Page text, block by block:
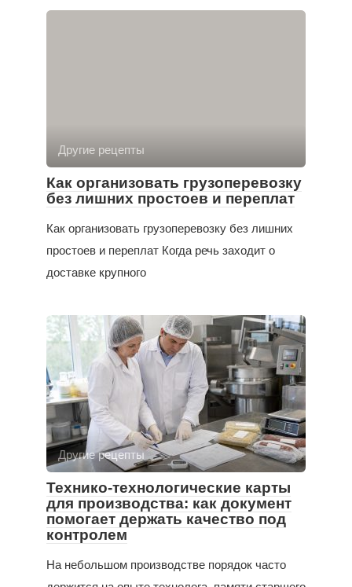
Другие рецепты
Как организовать грузоперевозку
без лишних простоев и переплат
Как организовать грузоперевозку без лишних
простоев и переплат Когда речь заходит о
доставке крупного
Другие рецепты
Технико-технологические карты
для производства: как документ
помогает держать качество под
контролем
На небольшом производстве порядок часто